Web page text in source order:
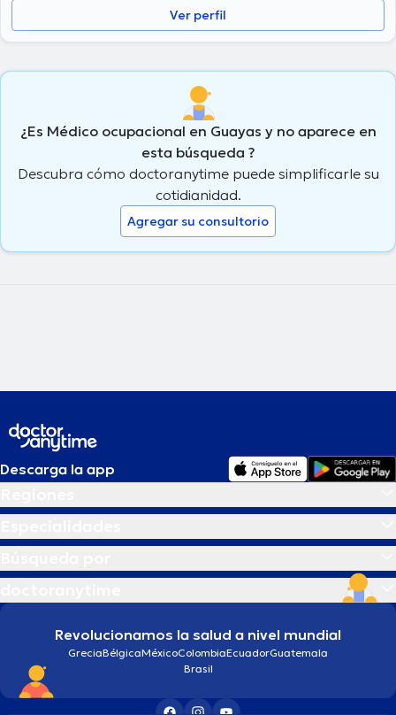
Ver perfil
¿Es Médico ocupacional en Guayas y no aparece en
esta búsqueda ?
Descubra cómo doctoranytime puede simplificarle su
cotidianidad.
Agregar su consultorio
Descarga la app
Revolucionamos la salud a nivel mundial
GreciaBélgicaMéxicoColombiaEcuadorGuatemala
Brasil